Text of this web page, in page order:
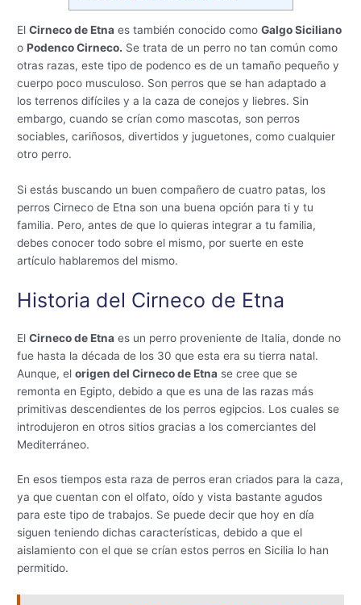
ElCirneco de Etna es también conocido comoGalgo Siciliano
oPodenco Cirneco. Se trata de un perro no tan común como
otras razas, este tipo de podenco es de un tamaño pequeño y
cuerpo poco musculoso. Son perros que se han adaptado a
los terrenos difíciles y a la caza de conejos y liebres. Sin
embargo, cuando se crían como mascotas, son perros
sociables, cariñosos, divertidos y juguetones, como cualquier
otro perro.
Si estás buscando un buen compañero de cuatro patas, los
perros Cirneco de Etna son una buena opción para ti y tu
familia. Pero, antes de que lo quieras integrar a tu familia,
debes conocer todo sobre el mismo, por suerte en este
artículo hablaremos del mismo.
Historia del Cirneco de Etna
ElCirneco de Etna es un perro proveniente de Italia, donde no
fue hasta la década de los 30 que esta era su tierra natal.
Aunque, elorigen del Cirneco de Etna se cree que se
remonta en Egipto, debido a que es una de las razas más
primitivas descendientes de los perros egipcios. Los cuales se
introdujeron en otros sitios gracias a los comerciantes del
Mediterráneo.
En esos tiempos esta raza de perros eran criados para la caza,
ya que cuentan con el olfato, oído y vista bastante agudos
para este tipo de trabajos. Se puede decir que hoy en día
siguen teniendo dichas características, debido a que el
aislamiento con el que se crían estos perros en Sicilia lo han
permitido.